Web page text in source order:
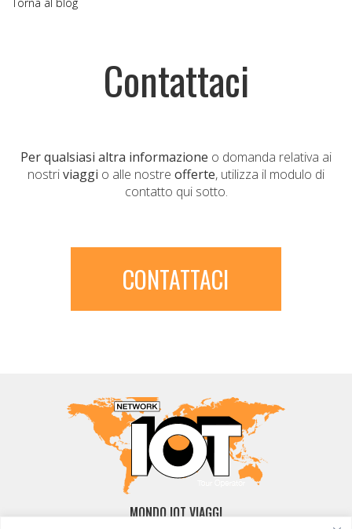
Contattaci
Per qualsiasi altra informazione o domanda relativa ai
nostriviaggi o alle nostre offerte, utilizza il modulo di
contatto qui sotto.
CONTATTACI
MONDO IOT VIAGGI